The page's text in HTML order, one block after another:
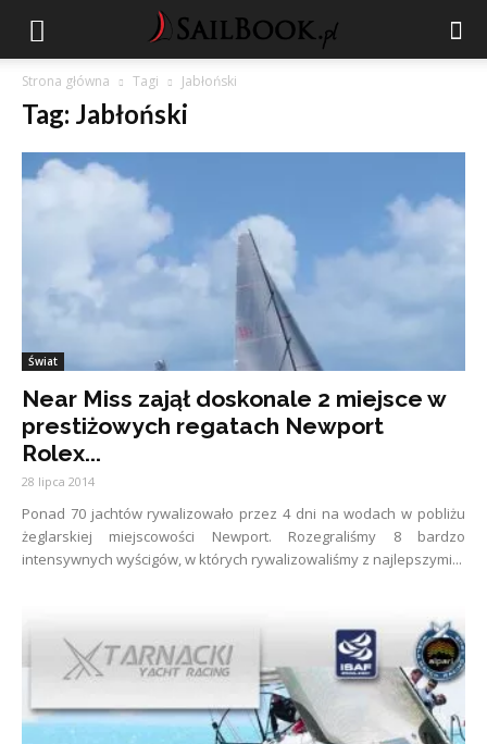
Strona główna Tagi Jabłoński
Tag: Jabłoński
Świat
Near Miss zajął doskonale 2 miejsce w
prestiżowych regatach Newport
Rolex...
28 lipca 2014
Ponad 70 jachtów rywalizowało przez 4 dni na wodach w pobliżu
żeglarskiej miejscowości Newport. Rozegraliśmy 8 bardzo
intensywnych wyścigów, w których rywalizowaliśmy z najlepszymi...